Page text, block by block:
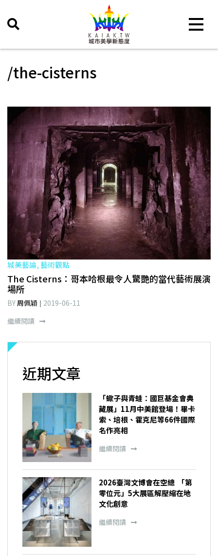
Toggle
/the-cisterns
城美藝論, 藝術觀點
The Cisterns：哥本哈根最令人驚艷的當代藝術展演
場所
BY周佩穎
2019-06-11
繼續閱讀
近期文章
「蠍子與青蛙：國巨基金會典
藏展」11月中美館登場！畢卡
索、培根、霍克尼等66件國際
名作亮相
繼續閱讀
2026臺灣文博會在空總 「第
零位元」5大展區解壓縮在地
文化創意
繼續閱讀